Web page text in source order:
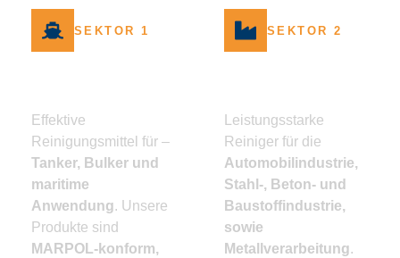
SEKTOR 1
Effektive
Reinigungsmittel für –
Tanker, Bulker und
maritime
Anwendung. Unsere
Produkte sind
MARPOL-konform,
SEKTOR 2
Leistungsstarke
Reiniger für die
Automobilindustrie,
Stahl-, Beton- und
Baustoffindustrie,
sowie
Metallverarbeitung.